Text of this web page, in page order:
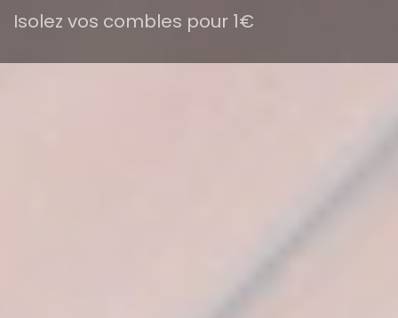
Isolez vos combles pour 1€